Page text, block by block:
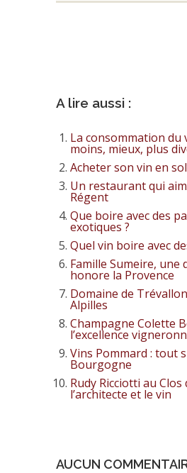
A lire aussi :
La consommation du
moins, mieux, plus
Acheter son vin en
Un restaurant qui
Régent
Que boire avec des
exotiques ?
Quel vin boire avec
Famille Sumeire, une
honore la Provence
Domaine de
Alpilles
Champagne Colette
l’excellence
Vins Pommard : tout
Bourgogne
Rudy Ricciotti au Clos
l’architecte et le vin
AUCUN